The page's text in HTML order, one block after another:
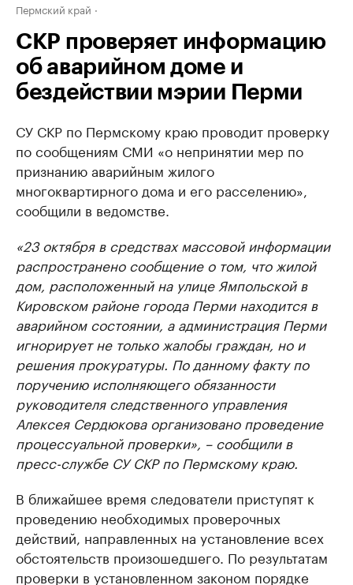
Пермский край
СКР проверяет информацию
об аварийном доме и
бездействии мэрии Перми
СУ СКР по Пермскому краю проводит проверку
по сообщениям СМИ «о непринятии мер по
признанию аварийным жилого
многоквартирного дома и его расселению»,
сообщили в ведомстве.
«23 октября в средствах массовой информации
распространено сообщение о том, что жилой
дом, расположенный на улице Ямпольской в
Кировском районе города Перми находится в
аварийном состоянии, а администрация Перми
игнорирует не только жалобы граждан, но и
решения прокуратуры. По данному факту по
поручению исполняющего обязанности
руководителя следственного управления
Алексея Сердюкова организовано проведение
процессуальной проверки», – сообщили в
пресс-службе СУ СКР по Пермскому краю.
В ближайшее время следователи приступят к
проведению необходимых проверочных
действий, направленных на установление всех
обстоятельств произошедшего. По результатам
проверки в установленном законом порядке